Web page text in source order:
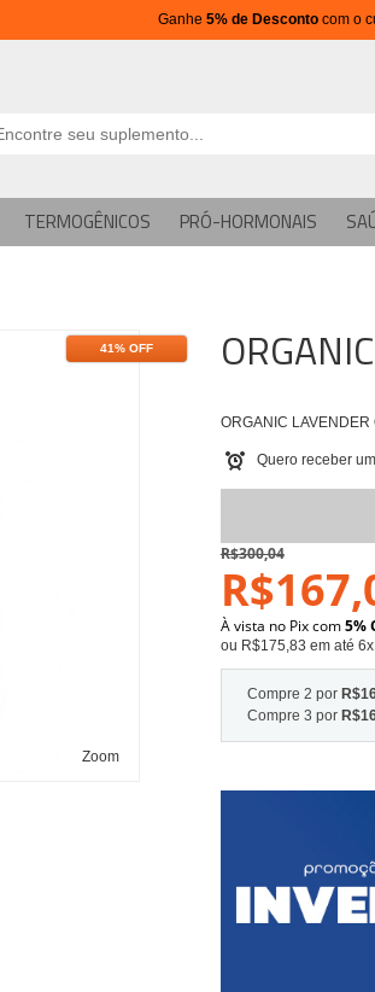
Ganhe 5% de Desconto com o
TERMOGÊNICOS PRÓ-HORMONAIS
Zoom
41% OFF
ORGANIC
Quero receber
R$300,04
À vista no Pix com5%
ou R$175,83 em até
Compre 2 por
Compre 3 por